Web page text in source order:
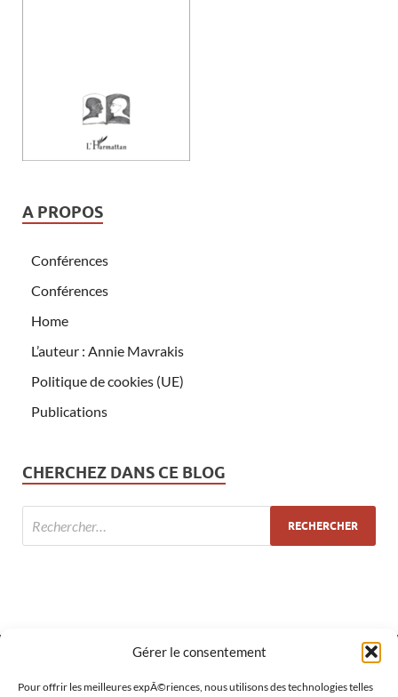
Gérer le consentement
Pour offrir les meilleures expÃ©riences, nous utilisons des technologies telles
A PROPOS
Conférences
Conférences
Home
L’auteur : Annie Mavrakis
Politique de cookies (UE)
Publications
CHERCHEZ DANS CE BLOG
MÉTA